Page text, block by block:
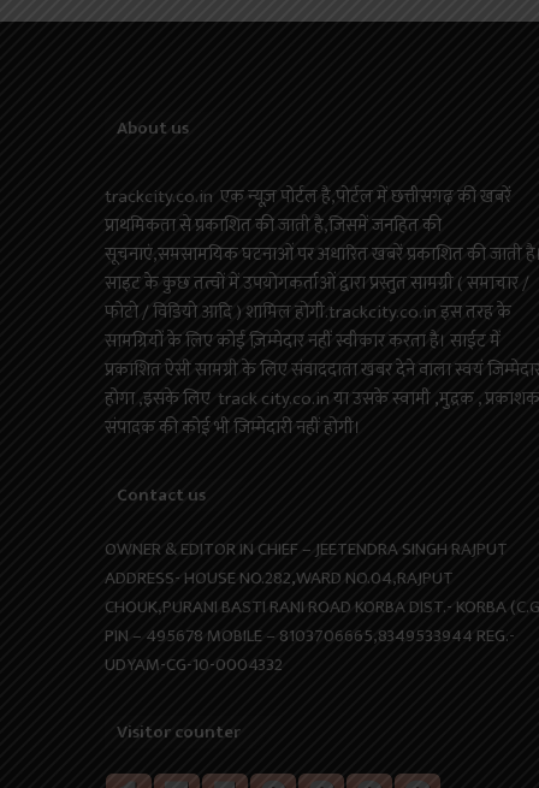
About us
trackcity.co.in एक न्यूज़ पोर्टल है,पोर्टल में छत्तीसगढ़ की खबरें
प्राथमिकता से प्रकाशित की जाती है,जिसमें जनहित की
सूचनाएं,समसामयिक घटनाओं पर अधारित खबरें प्रकाशित की जाती
साइट के कुछ तत्वों में उपयोगकर्ताओं द्वारा प्रस्तुत सामग्री ( समाचार /
फोटो / विडियो आदि ) शामिल होगी.trackcity.co.in इस तरह के
सामग्रियों के लिए कोई ज़िम्मेदार नहीं स्वीकार करता है। साईट में
प्रकाशित ऐसी सामग्री के लिए संवाददाता खबर देने वाला स्वयं
होगा ,इसके लिए track city.co.in या उसके स्वामी ,मुद्रक , प्रकाशक
संपादक की कोई भी जिम्मेदारी नहीं होगी।
Contact us
OWNER & EDITOR IN CHIEF – JEETENDRA SINGH RAJPUT
ADDRESS- HOUSE NO.282,WARD NO.04,RAJPUT
CHOUK,PURANI BASTI RANI ROAD KORBA DIST.- KORBA
PIN – 495678 MOBILE – 8103706665,8349533944 REG.-
UDYAM-CG-10-0004332
Visitor counter